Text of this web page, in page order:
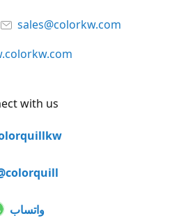
sales@colorkw.com
with us
واتساب